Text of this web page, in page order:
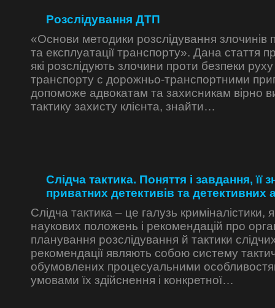
Розслідування ДТП
«Основи методики розслідування злочинів
та експлуатації транспорту». Дана стаття
які розслідують злочини проти безпеки руху
транспорту с дорожньо-транспортними
допоможе адвокатам та захисникам вірно
тактику захисту клієнта, знайти…
Слідча тактика. Поняття і завдання, її
приватних детективів та детективних
Слідча тактика – це галузь криміналістики,
наукових положень і рекомендацій про
планування розслідування й тактики слідчих
рекомендації являють собою систему
обумовлених процесуальними
умовами їх здійснення і конкретної…